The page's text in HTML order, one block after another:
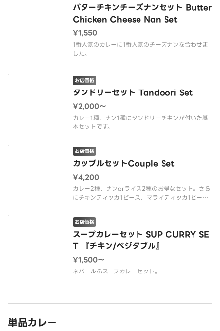
バターチキンチーズナンセット Butter
Chicken Cheese Nan Set
¥1,550
1番人気のカレーに1番人気のチーズナンを合わせま
した。
タンドリーセット Tandoori Set
お店価格
¥2,000〜
カレー1種、ナン1種にタンドリーチキンが付いた基
本セットです。
カップルセットCouple Set
お店価格
¥4,200
カレー2種、ナンorライス2種のお得なセット。さら
にチキンティッカ1ピース、マライティッカ1ピース
スープカレーセット SUP CURRY SE
T 『チキン/ベジタブル』
お店価格
¥1,500〜
ネパールふスープカレーセット。
単品カレー